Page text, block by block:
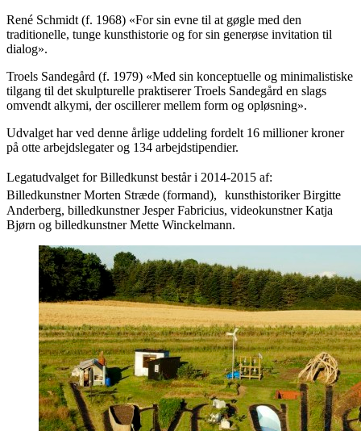
René Schmidt (f. 1968) «For sin evne til at gøgle med den
traditionelle, tunge kunsthistorie og for sin generøse invitation til
dialog».
Troels Sandegård (f. 1979) «Med sin konceptuelle og minimalistiske
tilgang til det skulpturelle praktiserer Troels Sandegård en slags
omvendt alkymi, der oscillerer mellem form og opløsning».
Udvalget har ved denne årlige uddeling fordelt 16 millioner kroner
på otte arbejdslegater og 134 arbejdstipendier.
Legatudvalget for Billedkunst består i 2014-2015 af:
Billedkunstner Morten Stræde (formand), kunsthistoriker Birgitte
Anderberg, billedkunstner Jesper Fabricius, videokunstner Katja
Bjørn og billedkunstner Mette Winckelmann.